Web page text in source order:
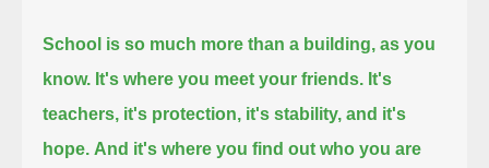
School is so much more than a building, as you
know. It's where you meet your friends. It's
teachers, it's protection, it's stability, and it's
hope. And it's where you find out who you are